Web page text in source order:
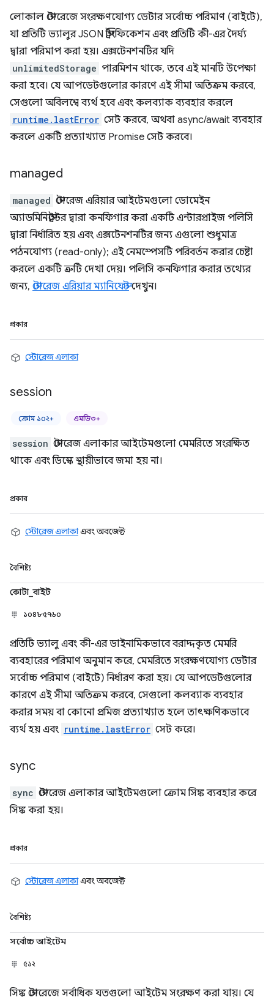
লোকাল স্টোরেজে সংরক্ষণযোগ্য ডেটার সর্বোচ্চ পরিমাণ (বাইটে),
যা প্রতিটি ভ্যালুর JSON স্ট্রিংফিকেশন এবং প্রতিটি কী-এর দৈর্ঘ্য
দ্বারা পরিমাপ করা হয়। এক্সটেনশনটির যদি
unlimitedStorage পারমিশন থাকে, তবে এই মানটি উপেক্ষা
করা হবে। যে আপডেটগুলোর কারণে এই সীমা অতিক্রম করবে,
সেগুলো অবিলম্বে ব্যর্থ হবে এবং কলব্যাক ব্যবহার করলে
runtime.lastError সেট করবে, অথবা async/await ব্যবহার
করলে একটি প্রত্যাখ্যাত Promise সেট করবে।
managed
managed স্টোরেজ এরিয়ার আইটেমগুলো ডোমেইন
অ্যাডমিনিস্ট্রেটর দ্বারা কনফিগার করা একটি এন্টারপ্রাইজ পলিসি
দ্বারা নির্ধারিত হয় এবং এক্সটেনশনটির জন্য এগুলো শুধুমাত্র
পঠনযোগ্য (read-only); এই নেমস্পেসটি পরিবর্তন করার চেষ্টা
করলে একটি ত্রুটি দেখা দেয়। পলিসি কনফিগার করার তথ্যের
জন্য, স্টোরেজ এরিয়ার ম্যানিফেস্টদেখুন।
প্রকার
স্টোরেজ এলাকা
session
ক্রোম ১০২+ এমভি৩+
session স্টোরেজ এলাকার আইটেমগুলো মেমরিতে সংরক্ষিত
থাকে এবং ডিস্কে স্থায়ীভাবে জমা হয় না।
প্রকার
স্টোরেজ এলাকাএবং অবজেক্ট
বৈশিষ্ট্য
কোটা_বাইট
১০৪৮৫৭৬০
প্রতিটি ভ্যালু এবং কী-এর ডাইনামিকভাবে বরাদ্দকৃত মেমরি
ব্যবহারের পরিমাণ অনুমান করে, মেমরিতে সংরক্ষণযোগ্য ডেটার
সর্বোচ্চ পরিমাণ (বাইটে) নির্ধারণ করা হয়। যে আপডেটগুলোর
কারণে এই সীমা অতিক্রম করবে, সেগুলো কলব্যাক ব্যবহার
করার সময় বা কোনো প্রমিজ প্রত্যাখ্যাত হলে তাৎক্ষণিকভাবে
ব্যর্থ হয় এবং runtime.lastError সেট করে।
sync
sync স্টোরেজ এলাকার আইটেমগুলো ক্রোম সিঙ্ক ব্যবহার করে
সিঙ্ক করা হয়।
প্রকার
স্টোরেজ এলাকাএবং অবজেক্ট
বৈশিষ্ট্য
সর্বোচ্চ আইটেম
৫১২
সিঙ্ক স্টোরেজে সর্বাধিক যতগুলো আইটেম সংরক্ষণ করা যায়। যে